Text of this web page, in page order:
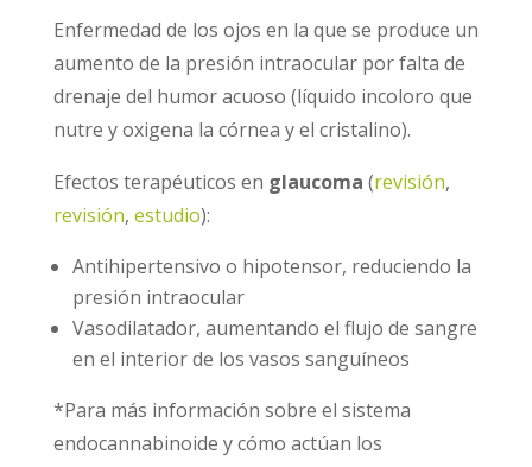
Enfermedad de los ojos en la que se produce un
aumento de la presión intraocular por falta de
drenaje del humor acuoso (líquido incoloro que
nutre y oxigena la córnea y el cristalino).
Efectos terapéuticos en glaucoma (revisión,
revisión, estudio):
Antihipertensivo o hipotensor, reduciendo la
presión intraocular
Vasodilatador, aumentando el flujo de sangre
en el interior de los vasos sanguíneos
*Para más información sobre el sistema
endocannabinoide y cómo actúan los